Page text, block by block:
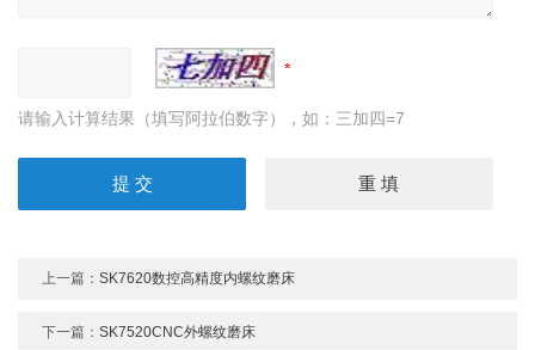
请输入计算结果（填写阿拉伯数字），如：三加四=7
上一篇：SK7620数控高精度内螺纹磨床
下一篇：SK7520CNC外螺纹磨床